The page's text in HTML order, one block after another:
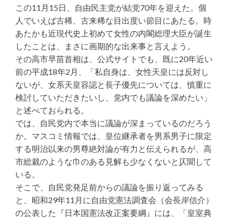
この11月15日、自由民主党が結党70年を迎えた。個
人でいえば古稀、古来稀な目出度い節目にあたる。時
あたかも近現代史上初めて女性の内閣総理大臣が誕生
したことは、まさに画期的な出来事と言えよう。
その高市早苗首相は、公式サイトでも、既に20年近い
前の平成18年2月、「私自身は、女性天皇には反対し
ないが、女系天皇容認と長子優先については、慎重に
検討していただきたいし、党内でも議論を深めたい」
と述べておられる。
では、自民党内で本当に議論が深まっているのだろう
か。マスコミ情報では、皇位継承者を男系男子に限定
する明治以来の男尊絶対論が有力と伝えられるが、高
市総裁のような巾のある見解も少なくないと仄聞して
いる。
そこで、自民党発足前からの議論を振り返ってみる
と、昭和29年11月に自由党憲法調査会（会長岸信介）
の公表した『日本国憲法改正案要綱』には、「皇室典